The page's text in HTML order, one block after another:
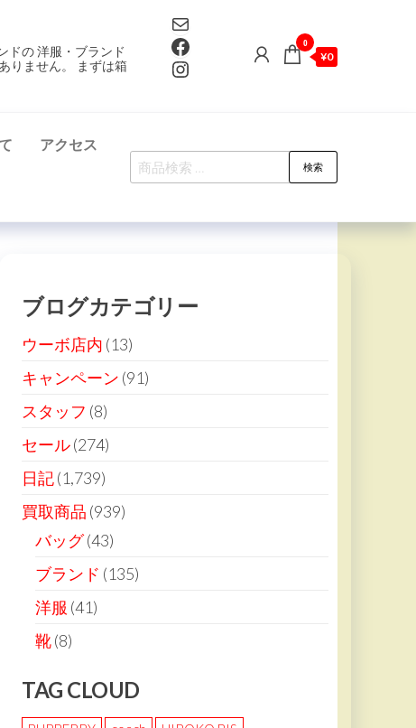
ドの 洋服・ブランド
りません。 まずは箱
Mail
Facebook
Instagram
0
¥0
アクセス
検
索
検索
ブログカテゴリー
ウーボ店内 (13)
キャンペーン (91)
スタッフ (8)
セール(274)
日記(1,739)
買取商品 (939)
バッグ(43)
ブランド (135)
洋服 (41)
靴(8)
TAG CLOUD